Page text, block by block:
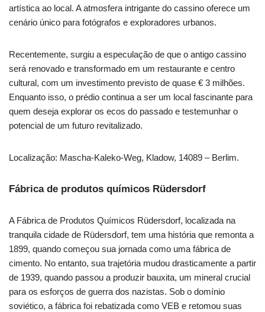
artística ao local. A atmosfera intrigante do cassino oferece um
cenário único para fotógrafos e exploradores urbanos.
Recentemente, surgiu a especulação de que o antigo cassino
será renovado e transformado em um restaurante e centro
cultural, com um investimento previsto de quase € 3 milhões.
Enquanto isso, o prédio continua a ser um local fascinante para
quem deseja explorar os ecos do passado e testemunhar o
potencial de um futuro revitalizado.
Localização: Mascha-Kaleko-Weg, Kladow, 14089 – Berlim.
Fábrica de produtos químicos Rüdersdorf
A Fábrica de Produtos Químicos Rüdersdorf, localizada na
tranquila cidade de Rüdersdorf, tem uma história que remonta a
1899, quando começou sua jornada como uma fábrica de
cimento. No entanto, sua trajetória mudou drasticamente a partir
de 1939, quando passou a produzir bauxita, um mineral crucial
para os esforços de guerra dos nazistas. Sob o domínio
soviético, a fábrica foi rebatizada como VEB e retomou suas